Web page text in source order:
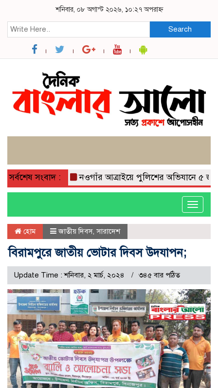
শনিবার, ০৮ অগাস্ট ২০২৬, ১০:২৭ অপরাহ্ন
Search
সর্বশেষ সংবাদ : নওগাঁর আত্রাইয়ে পুলিশের অভিযানে ৫ জন
Toggle
হোম জাতীয় দিবস,সারাদেশ
বিরামপুরে জাতীয় ভোটার দিবস উদযাপন;
Update Time : শনিবার, ২ মার্চ, ২০২৪ ৩৪৫ বার পঠিত